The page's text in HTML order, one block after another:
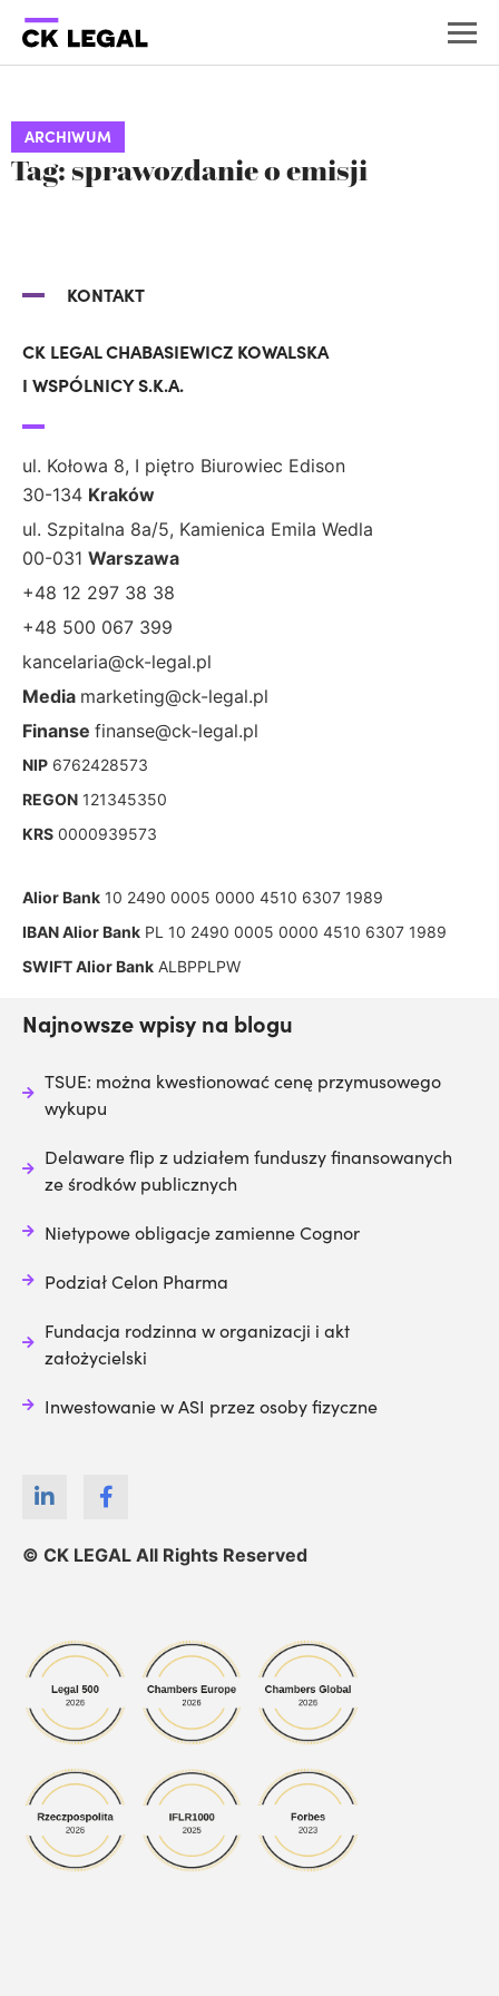
ARCHIWUM
Tag: sprawozdanie o emisji
KONTAKT
CK LEGAL CHABASIEWICZ KOWALSKA
I WSPÓLNICY S.K.A.
ul. Kołowa 8, I piętro Biurowiec Edison
30-134 Kraków
ul. Szpitalna 8a/5, Kamienica Emila Wedla
00-031 Warszawa
+48 12 297 38 38
+48 500 067 399
kancelaria@ck-legal.pl
Media marketing@ck-legal.pl
Finanse finanse@ck-legal.pl
NIP 6762428573
REGON 121345350
KRS 0000939573
Alior Bank 10 2490 0005 0000 4510 6307 1989
IBAN Alior Bank PL 10 2490 0005 0000 4510 6307 1989
SWIFT Alior Bank ALBPPLPW
© CK LEGAL All Rights Reserved
Najnowsze wpisy na blogu
TSUE: można kwestionować cenę przymusowego
wykupu
Delaware flip z udziałem funduszy finansowanych
ze środków publicznych
Nietypowe obligacje zamienne Cognor
Podział Celon Pharma
Fundacja rodzinna w organizacji i akt
założycielski
Inwestowanie w ASI przez osoby fizyczne